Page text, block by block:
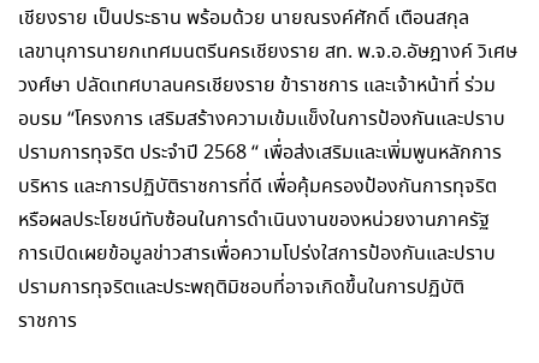
เชียงราย เป็นประธาน พร้อมด้วย นายณรงค์ศักดิ์ เตือนสกุล
เลขานุการนายกเทศมนตรีนครเชียงราย สท. พ.จ.อ.อัษฎางค์ วิเศษ
วงศ์ษา ปลัดเทศบาลนครเชียงราย ข้าราชการ และเจ้าหน้าที่ ร่วม
อบรม “โครงการ เสริมสร้างความเข้มแข็งในการป้องกันและปราบ
ปรามการทุจริต ประจำปี 2568 “ เพื่อส่งเสริมและเพิ่มพูนหลักการ
บริหาร และการปฏิบัติราชการที่ดี เพื่อคุ้มครองป้องกันการทุจริต
หรือผลประโยชน์ทับซ้อนในการดำเนินงานของหน่วยงานภาครัฐ
การเปิดเผยข้อมูลข่าวสารเพื่อความโปร่งใสการป้องกันและปราบ
ปรามการทุจริตและประพฤติมิชอบที่อาจเกิดขึ้นในการปฏิบัติ
ราชการ